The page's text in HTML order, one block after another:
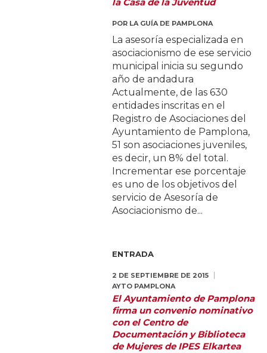
POR LA GUÍA DE PAMPLONA
La asesoría especializada en
asociacionismo de ese servicio
municipal inicia su segundo
año de andadura
Actualmente, de las 630
entidades inscritas en el
Registro de Asociaciones del
Ayuntamiento de Pamplona,
51 son asociaciones juveniles,
es decir, un 8% del total.
Incrementar ese porcentaje
es uno de los objetivos del
servicio de Asesoría de
Asociacionismo de...
ENTRADA
2 DE SEPTIEMBRE DE 2015
AYTO PAMPLONA
El Ayuntamiento de Pamplona
firma un convenio nominativo
con el Centro de
Documentación y Biblioteca
de Mujeres de IPES Elkartea